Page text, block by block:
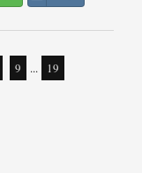
9 ... 19